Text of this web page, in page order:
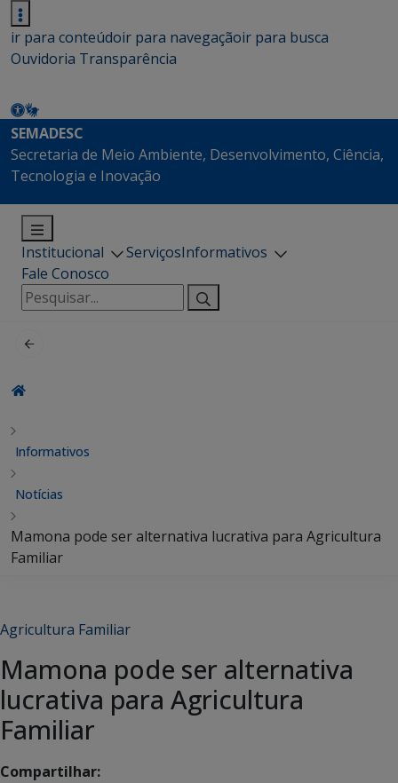
ir para conteúdoir para navegaçãoir para busca
Ouvidoria Transparência
SEMADESC
Secretaria de Meio Ambiente, Desenvolvimento, Ciência,
Tecnologia e Inovação
Institucional ServiçosInformativos
Fale Conosco
Pesquisar
por:
Informativos
Notícias
Mamona pode ser alternativa lucrativa para Agricultura
Familiar
Agricultura Familiar
Mamona pode ser alternativa
lucrativa para Agricultura
Familiar
Compartilhar: